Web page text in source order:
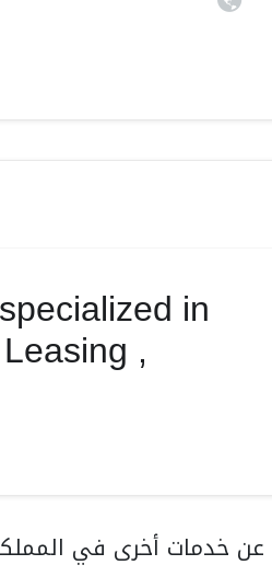
in
,
خدمات أخرى في